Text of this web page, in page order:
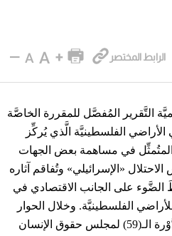
الرابط المختصر
التَّقرير المُفصَّل للمقررة الخاصَّة
الأراضي الفلسطينيَّة الَّذي يُركِّز
والمتُمثِّل في مساهمة بعض الجهات
«الإسرائيلي» وتُفاقم آثاره
على الجانب الاقتصادي في
الفلسطينيَّة. وخلال الحوار
التَّفاعلي حَوْلَ التَّقرير ضِمن الدَّوْرة الـ(59) لمجلس حقوق الإنسان